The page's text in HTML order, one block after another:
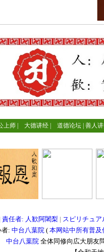
上师 大德讲经 道德论坛 善人
|責任者: 人歓阿闍梨 | スピリチュア
者: 中台八葉院 ( 本网站中所有普
中台八葉院 全体同修向広大朋友